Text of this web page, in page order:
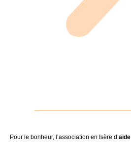
Pour le bonheur, l’association en Isère d’aide